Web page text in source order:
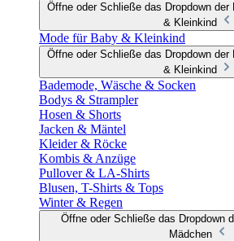
Öffne oder Schließe das Dropdown
& Kleinkind
Mode für Baby & Kleinkind
Öffne oder Schließe das Dropdown
& Kleinkind
Bademode, Wäsche & Socken
Bodys & Strampler
Hosen & Shorts
Jacken & Mäntel
Kleider & Röcke
Kombis & Anzüge
Pullover & LA-Shirts
Blusen, T-Shirts & Tops
Winter & Regen
Öffne oder Schließe das Dropdown
Mädchen